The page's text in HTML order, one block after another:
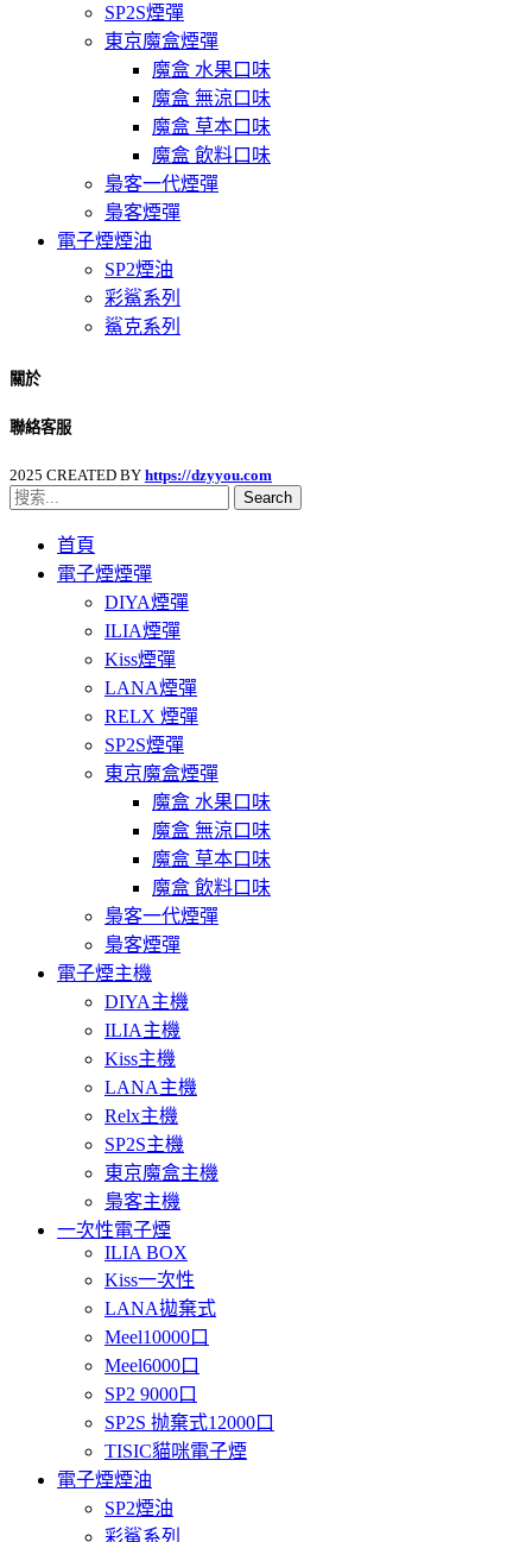
SP2S煙彈
東京魔盒煙彈
魔盒 水果口味
魔盒 無涼口味
魔盒 草本口味
魔盒 飲料口味
梟客一代煙彈
梟客煙彈
電子煙煙油
SP2煙油
彩鯊系列
鯊克系列
關於
聯絡客服
2025 CREATED BY https://dzyyou.com
Search
首頁
電子煙煙彈
DIYA煙彈
ILIA煙彈
Kiss煙彈
LANA煙彈
RELX 煙彈
SP2S煙彈
東京魔盒煙彈
魔盒 水果口味
魔盒 無涼口味
魔盒 草本口味
魔盒 飲料口味
梟客一代煙彈
梟客煙彈
電子煙主機
DIYA主機
ILIA主機
Kiss主機
LANA主機
Relx主機
SP2S主機
東京魔盒主機
梟客主機
一次性電子煙
ILIA BOX
Kiss一次性
LANA拋棄式
Meel10000口
Meel6000口
SP2 9000口
SP2S 抛棄式12000口
TISIC貓咪電子煙
電子煙煙油
SP2煙油
彩鯊系列